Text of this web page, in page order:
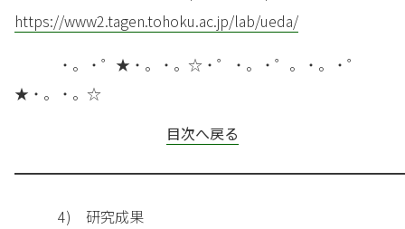
https://www2.tagen.tohoku.ac.jp/lab/ueda/
・。・゜★・。・。☆・゜・。・゜。・。・゜
★・。・。☆
目次へ戻る
4) 研究成果